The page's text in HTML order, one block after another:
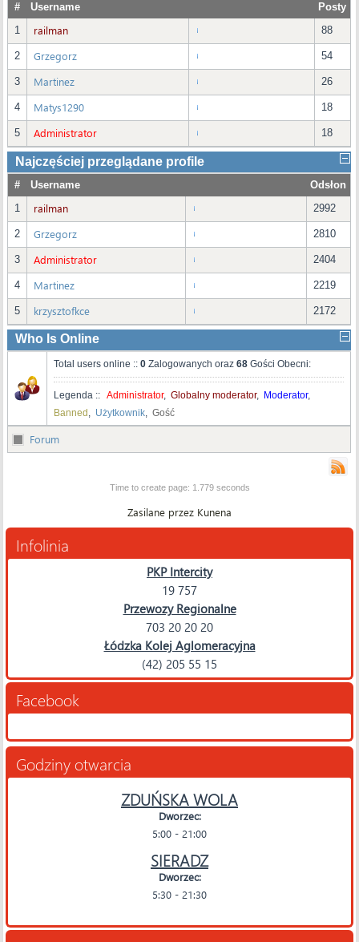
# Username
Posty
1
railman 88
2 Grzegorz 54
3 Martinez 26
4 Matys1290 18
5 Administrator 18
Najczęściej przeglądane profile
# Username
Odsłon
1
railman 2992
2 Grzegorz 2810
3 Administrator 2404
4 Martinez 2219
5 krzysztofkce 2172
Who Is Online
Total users online ::0Zalogowanych oraz 68Gości Obecni:
Legenda :: Administrator,Globalny moderator, Moderator,
Banned , Użytkownik,Gość
Forum
Time to create page: 1.779 seconds
Zasilane przez Kunena
Infolinia
PKP Intercity
19 757
Przewozy Regionalne
703 20 20 20
Łódzka Kolej Aglomeracyjna
(42) 205 55 15
Facebook
Godziny otwarcia
ZDUŃSKA WOLA
Dworzec:
5:00 - 21:00
SIERADZ
Dworzec:
5:30 - 21:30